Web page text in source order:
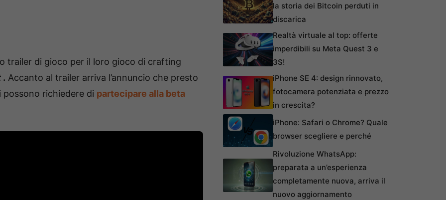
trailer di gioco per il loro gioco di crafting
. Accanto al trailer arriva l’annuncio che presto
richiedere di partecipare alla beta
la storia dei Bitcoin perduti in
discarica
Realtà virtuale al top: offerte
imperdibili su Meta Quest 3 e
3S!
iPhone SE 4: design rinnovato,
fotocamera potenziata e prezzo
in crescita?
iPhone: Safari o Chrome? Quale
browser scegliere e perché
Rivoluzione WhatsApp:
preparata a un’esperienza
completamente nuova, arriva il
nuovo aggiornamento